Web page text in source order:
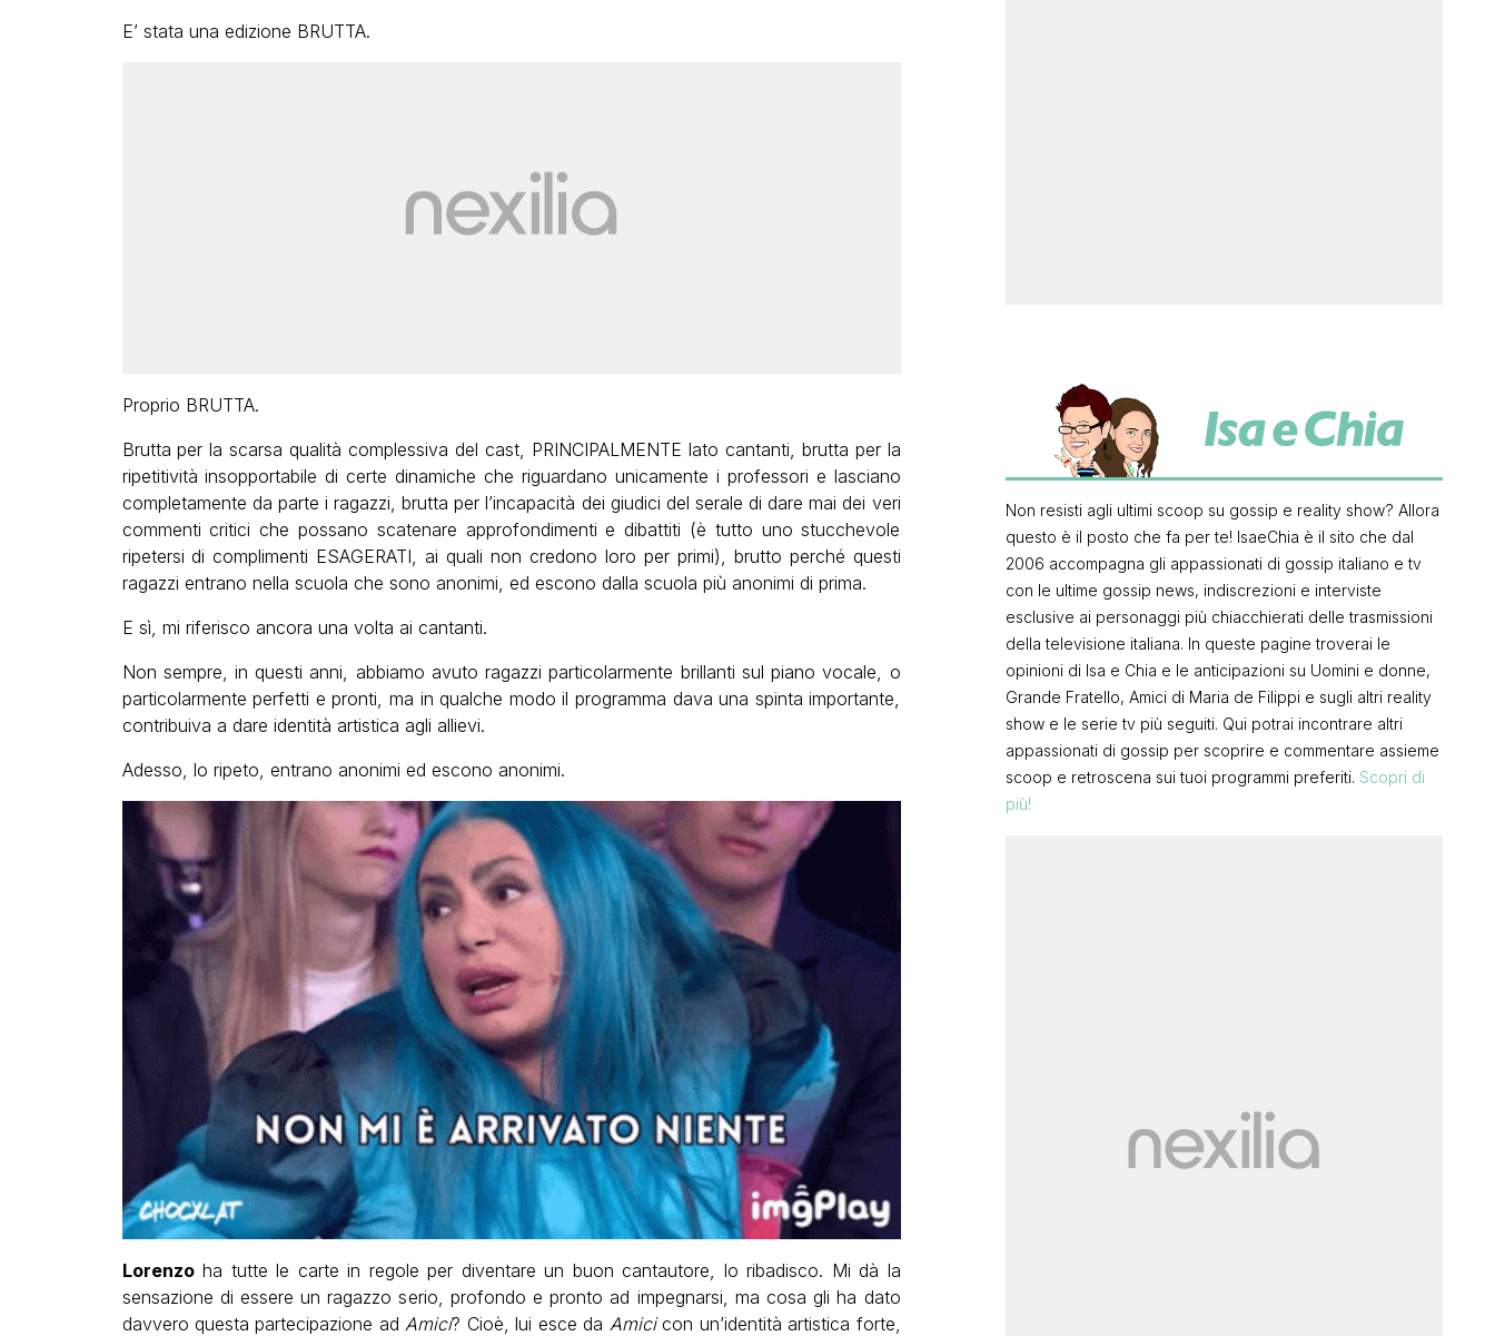
E’ stata una edizione BRUTTA.
Proprio BRUTTA.
Brutta per la scarsa qualità complessiva del cast, PRINCIPALMENTE lato cantanti, brutta per la
ripetitività insopportabile di certe dinamiche che riguardano unicamente i professori e lasciano
completamente da parte i ragazzi, brutta per l’incapacità dei giudici del serale di dare mai dei veri
commenti critici che possano scatenare approfondimenti e dibattiti (è tutto uno stucchevole
ripetersi di complimenti ESAGERATI, ai quali non credono loro per primi), brutto perché questi
ragazzi entrano nella scuola che sono anonimi, ed escono dalla scuola più anonimi di prima.
E sì, mi riferisco ancora una volta ai cantanti.
Non sempre, in questi anni, abbiamo avuto ragazzi particolarmente brillanti sul piano vocale, o
particolarmente perfetti e pronti, ma in qualche modo il programma dava una spinta importante,
contribuiva a dare identità artistica agli allievi.
Adesso, lo ripeto, entrano anonimi ed escono anonimi.
Lorenzoha tutte le carte in regole per diventare un buon cantautore, lo ribadisco. Mi dà la
sensazione di essere un ragazzo serio, profondo e pronto ad impegnarsi, ma cosa gli ha dato
davvero questa partecipazione adAmici? Cioè, lui esce da Amicicon un’identità artistica forte,
Non resisti agli ultimi scoop su gossip e reality show? Allora
questo è il posto che fa per te! IsaeChia è il sito che dal
2006 accompagna gli appassionati di gossip italiano e tv
con le ultime gossip news, indiscrezioni e interviste
esclusive ai personaggi più chiacchierati delle trasmissioni
della televisione italiana. In queste pagine troverai le
opinioni di Isa e Chia e le anticipazioni su Uomini e donne,
Grande Fratello, Amici di Maria de Filippi e sugli altri reality
show e le serie tv più seguiti. Qui potrai incontrare altri
appassionati di gossip per scoprire e commentare assieme
scoop e retroscena sui tuoi programmi preferiti. Scopri di
più!